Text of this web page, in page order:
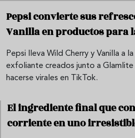
Pepsi convierte sus
Vanilla en productos para
Pepsi lleva Wild Cherry y Vanilla a
exfoliante creados junto a Glamlite
hacerse virales en TikTok.
El ingrediente final que
corriente en uno